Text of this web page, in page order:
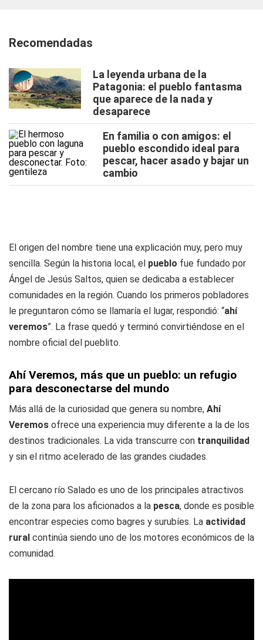
Recomendadas
La leyenda urbana de la
Patagonia: el pueblo fantasma
que aparece de la nada y
desaparece
En familia o con amigos: el
pueblo escondido ideal para
pescar, hacer asado y bajar un
cambio
El origen del nombre tiene una explicación muy, pero muy
sencilla. Según la historia local, el pueblo fue fundado por
Ángel de Jesús Saltos, quien se dedicaba a establecer
comunidades en la región. Cuando los primeros pobladores
le preguntaron cómo se llamaría el lugar, respondió: “ahí
veremos”. La frase quedó y terminó convirtiéndose en el
nombre oficial del pueblito.
Ahí Veremos, más que un pueblo: un refugio
para desconectarse del mundo
Más allá de la curiosidad que genera su nombre, Ahí
Veremos ofrece una experiencia muy diferente a la de los
destinos tradicionales. La vida transcurre con tranquilidad
y sin el ritmo acelerado de las grandes ciudades.
El cercano río Salado es uno de los principales atractivos
de la zona para los aficionados a la pesca, donde es posible
encontrar especies como bagres y surubíes. La actividad
rural continúa siendo uno de los motores económicos de la
comunidad.